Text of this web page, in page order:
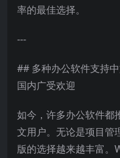
率的最佳选择。
---
## 多种办公软件支持
国内广受欢迎
如今，许多办公软件都
文用户。无论是项目管
版的选择越来越丰富。